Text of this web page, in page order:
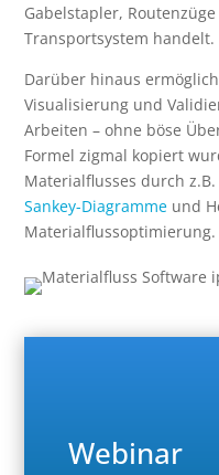
Gabelstapler,
Transportsystem handelt.
Darüber hinaus
Visualisierung und
Arbeiten – ohne böse
Formel zigmal kopiert
Materialflusses durch z.B.
Sankey-Diagramme und
Materialflussoptimierung.
Webinar